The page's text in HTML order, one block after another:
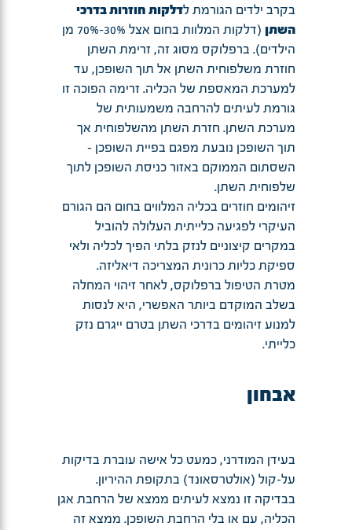
בקרב ילדים הגורמת לדלקות חוזרות בדרכי
השתן
(דלקות המלוות בחום אצל 30%-70% מן
הילדים). ברפלוקס מסוג זה, זרימת השתן
חוזרת משלפוחית השתן אל תוך השופכן, עד
למערכת המאספת של הכליה. זרימה הפוכה זו
גורמת לעיתים להרחבה משמעותית של
מערכת השתן. חזרת השתן מהשלפוחית אך
תוך השופכן נובעת מפגם בפיית השופכן -
השסתום הממוקם באזור כניסת השופכן לתוך
שלפוחית השתן.
זיהומים חוזרים בכליה המלווים בחום הם הגורם
העיקרי לפגיעה כלייתית העלולה להוביל
במקרים קיצוניים לנזק בלתי הפיך לכליה ולאי
ספיקת כליות כרונית המצריכה דיאליזה.
מטרת הטיפול ברפלוקס, לאחר זיהוי המחלה
בשלב המוקדם ביותר האפשרי, היא לנסות
למנוע זיהומים בדרכי השתן בטרם ייגרם נזק
כלייתי.
אבחון
בעידן המודרני, כמעט כל אישה עוברת בדיקות
על-קול (אולטרסאונד) בתקופת ההיריון.
בבדיקה זו נמצא לעיתים ממצא של הרחבת אגן
הכליה, עם או בלי הרחבת השופכן. ממצא זה